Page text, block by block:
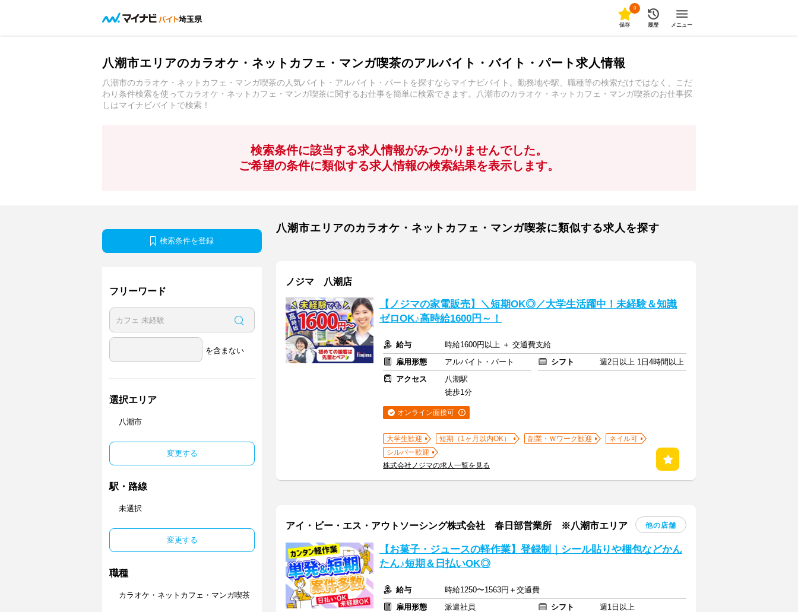
埼玉県
0
保存 履歴 メニュー
八潮市エリアのカラオケ・ネットカフェ・マンガ喫茶のアルバイト・バイト・パート求人情報
八潮市のカラオケ・ネットカフェ・マンガ喫茶の人気バイト・アルバイト・パートを探すならマイナビバイト。勤務地や駅、職種等の検索だけではなく、こだ
わり条件検索を使ってカラオケ・ネットカフェ・マンガ喫茶に関するお仕事を簡単に検索できます。八潮市のカラオケ・ネットカフェ・マンガ喫茶のお仕事探
しはマイナビバイトで検索！
検索条件に該当する求人情報がみつかりませんでした。
ご希望の条件に類似する求人情報の検索結果を表示します。
検索条件を登録
フリーワード
を含まない
選択エリア
八潮市
変更する
駅・路線
未選択
変更する
職種
カラオケ・ネットカフェ・マンガ喫茶
八潮市エリアのカラオケ・ネットカフェ・マンガ喫茶に類似する求人を探す
ノジマ 八潮店
【ノジマの家電販売】＼短期OK◎／大学生活躍中！未経験＆知識
ゼロOK♪高時給1600円～！
給与
時給1600円以上 ＋ 交通費支給
雇用形態
アルバイト・パート シフト
週2日以上 1日4時間以上
アクセス
八潮駅
徒歩1分
オンライン面接可
大学生歓迎 短期（1ヶ月以内OK） 副業・Ｗワーク歓迎
ネイル可
シルバー歓迎
株式会社ノジマの求人一覧を見る
アイ・ビー・エス・アウトソーシング株式会社 春日部営業所 ※八潮市エリア 他の店舗
【お菓子・ジュースの軽作業】登録制｜シール貼りや梱包などかん
たん♪短期＆日払いOK◎
給与
時給1250〜1563円＋交通費
雇用形態
派遣社員 シフト
週1日以上